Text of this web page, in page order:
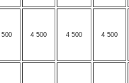
500 4 500 4 500 4 500